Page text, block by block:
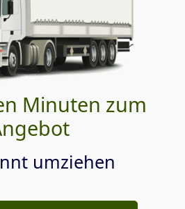
Minuten zum
umziehen